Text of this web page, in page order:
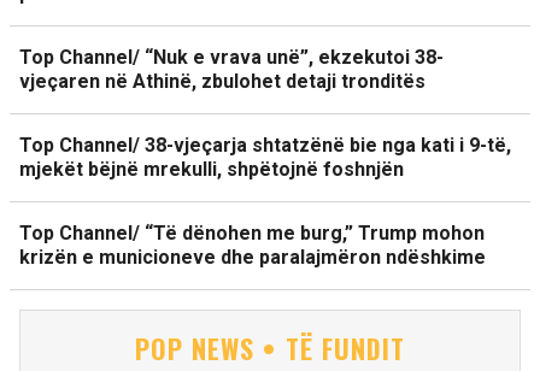
Top Channel/ “Nuk e vrava unë”, ekzekutoi 38-
vjeçaren në Athinë, zbulohet detaji tronditës
Top Channel/ 38-vjeçarja shtatzënë bie nga kati i 9-të,
mjekët bëjnë mrekulli, shpëtojnë foshnjën
Top Channel/ “Të dënohen me burg,” Trump mohon
krizën e municioneve dhe paralajmëron ndëshkime
POP NEWS • TË FUNDIT